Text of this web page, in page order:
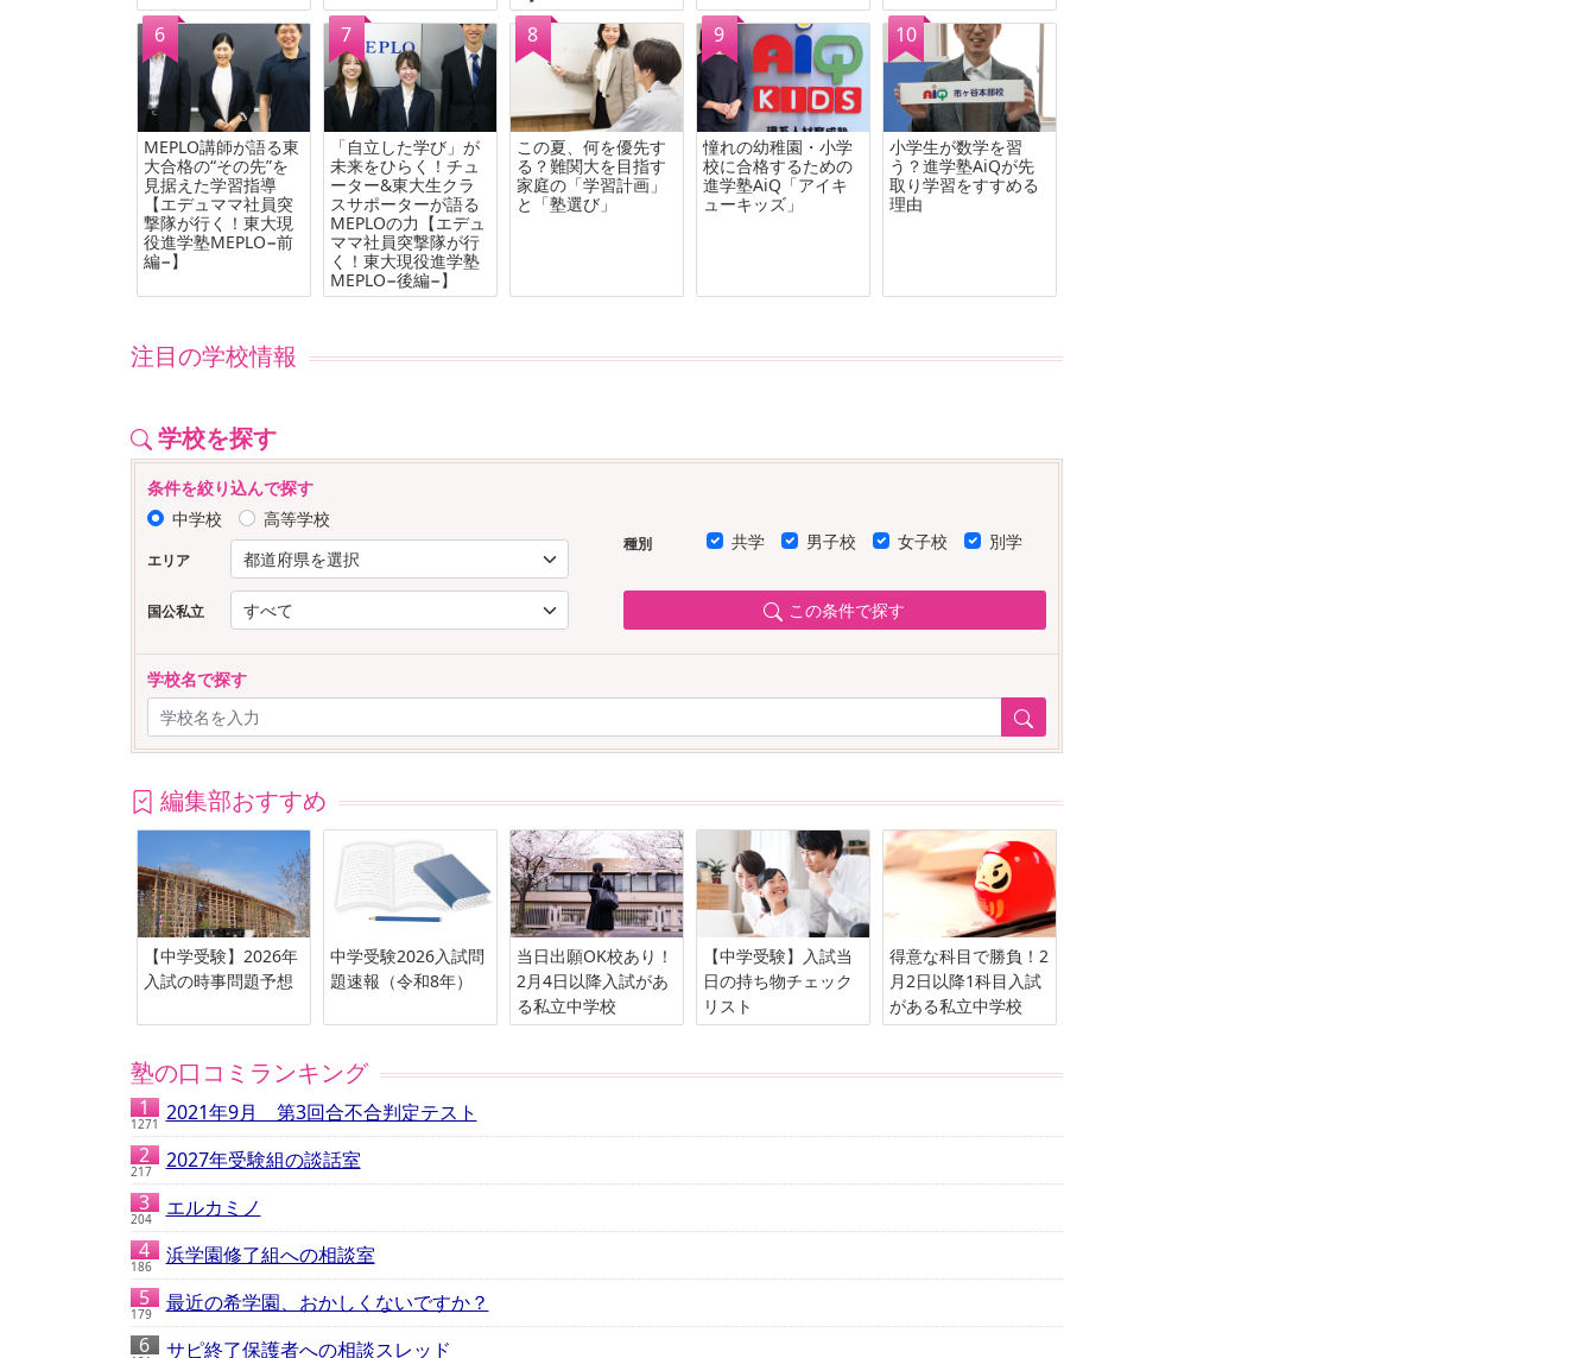
MEPLO講師が語る東
大合格の“その先”を
見据えた学習指導
【エデュママ社員突
撃隊が行く！東大現
役進学塾MEPLO−前
編−】
「自立した学び」が
未来をひらく！チュ
ーター&東大生クラ
スサポーターが語る
MEPLOの力【エデュ
ママ社員突撃隊が行
く！東大現役進学塾
MEPLO−後編−】
この夏、何を優先す
る？難関大を目指す
家庭の「学習計画」
と「塾選び」
憧れの幼稚園・小学
校に合格するための
進学塾AiQ「アイキ
ューキッズ」
小学生が数学を習
う？進学塾AiQが先
取り学習をすすめる
理由
注目の学校情報
学校を探す
条件を絞り込んで探す
中学校
高等学校
エリア
国公私立
種別 共学 男子校 女子校 別学
この条件で探す
学校名で探す
編集部おすすめ
【中学受験】2026年
入試の時事問題予想
中学受験2026入試問
題速報（令和8年）
当日出願OK校あり！
2月4日以降入試があ
る私立中学校
【中学受験】入試当
日の持ち物チェック
リスト
得意な科目で勝負！2
月2日以降1科目入試
がある私立中学校
塾の口コミランキング
1271 2021年9月 第3回合不合判定テスト
217 2027年受験組の談話室
204 エルカミノ
186 浜学園修了組への相談室
179 最近の希学園、おかしくないですか？
サピ終了保護者への相談スレッド